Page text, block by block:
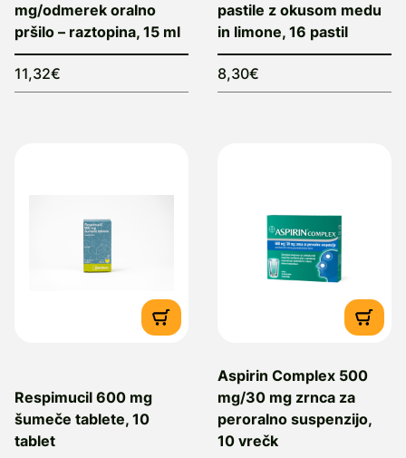
mg/odmerek oralno
pršilo – raztopina, 15 ml
11,32€
pastile z okusom medu
in limone, 16 pastil
8,30€
Respimucil 600 mg
šumeče tablete, 10
tablet
Aspirin Complex 500
mg/30 mg zrnca za
peroralno suspenzijo,
10 vrečk